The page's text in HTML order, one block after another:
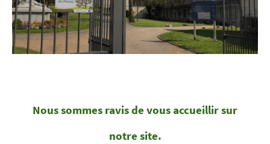
Nous sommes ravis de vous accueillir sur
notre site.